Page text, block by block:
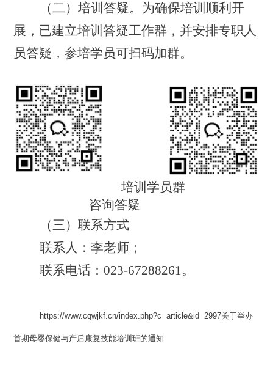
（二）培训答疑。 为确保培训顺利开
展，已建立培训答疑工作群，并安排专职人
员答疑，参培学员可扫码加群。
培训学员群
咨询答疑
（三）联系方式
联系人：李老师；
联系电话：023-67288261 。
https://www.cqwjkf.cn/index.php?c=article&id=2997关于举办
首期母婴保健与产后康复技能培训班的通知